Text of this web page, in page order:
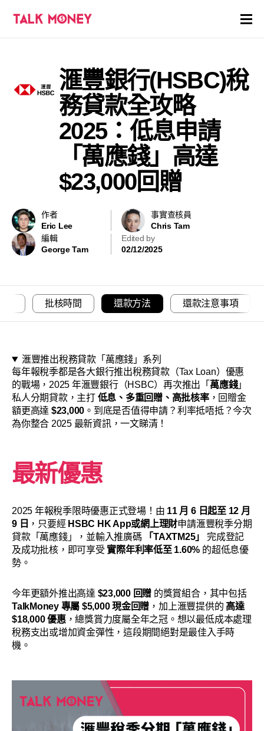
證券商評價
各種投資產品戶口
虛擬貨幣
關於
滙豐銀行(HSBC)稅
務貸款全攻略
2025：低息申請
「萬應錢」高達
$23,000回贈
作者
Eric Lee
事實查核員
Chris Tam
編輯
George Tam
Edited by
02/12/2025
批核時間 還款方法 還款注意事項
滙豐推出稅務貸款「萬應錢」系列
每年報稅季都是各大銀行推出稅務貸款（Tax Loan）優惠
的戰場，2025 年滙豐銀行（HSBC）再次推出「 萬應錢」
私人分期貸款，主打 低息、多重回贈、高批核率，回贈金
額更高達 $23,000 。到底是否值得申請？利率抵唔抵？今次
為你整合 2025 最新資訊，一文睇清！
最新優惠
2025 年報稅季限時優惠正式登場！由 11 月 6 日起至 12 月
9 日 ，只要經 HSBC HK App或網上理財申請滙豐稅季分期
貸款「萬應錢」，並輸入推廣碼
「TAXTM25」
完成登記
及成功批核，即可享受實際年利率低至 1.60% 的超低息優
勢。
今年更額外推出高達 $23,000 回贈 的獎賞組合，其中包括
TalkMoney 專屬 $5,000 現金回贈 ，加上滙豐提供的 高達
$18,000 優惠，總獎賞力度屬全年之冠。想以最低成本處理
稅務支出或增加資金彈性，這段期間絕對是最佳入手時
機。